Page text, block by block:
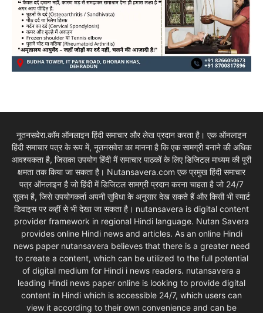
नूतनसवेरा.कॉम ऑनलाइन हिंदी समाचार और लेख प्रदान करता है। एक ऑनलाइन
हिंदी समाचार पत्र के रूप में, नूतनसवेरा का मानना है कि एक सामग्री बनाने की अधिक
आवश्यकता है, जिसका उपयोग हिंदी मैं समाचार पाठकों के लिए डिजिटल माध्यम की पूरी
क्षमता तक किया जा सकता है। Nutansavera.com एक प्रमुख हिंदी समाचार
पत्र ऑनलाइन है जो हिंदी में डिजिटल सामग्री प्रदान करना चाहता है जो 24/7
सुलभ है, जिसे उपयोगकर्ता अपनी सुविधा के अनुसार देख सकते हैं और किसी भी स्मार्ट
डिवाइस पर कहीं से भी देखा जा सकता है। nutansavera is digital content
provider framework in regional Hindi language. Nutan Savera
provides online Hindi news and articles. As an online Hindi
news paper nutansavera believes that there is a greater need
to create a content, which can be utilized to the full potential
of digital medium for Hindi i news readers. nutansavera a
leading Hindi news paper online is looking to provide digital
content in Hindi which is accessible 24/7, which users can
view it according to their own convenience and can be